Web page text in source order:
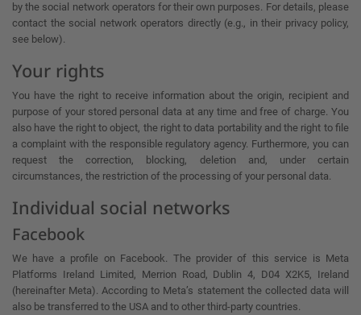
by the social network operators for their own purposes. For details, please
contact the social network operators directly (e.g., in their privacy policy,
see below).
Your rights
You have the right to receive information about the origin, recipient and
purpose of your stored personal data at any time and free of charge. You
also have the right to object, the right to data portability and the right to file
a complaint with the responsible regulatory agency. Furthermore, you can
request the correction, blocking, deletion and, under certain
circumstances, the restriction of the processing of your personal data.
Individual social networks
Facebook
We have a profile on Facebook. The provider of this service is Meta
Platforms Ireland Limited, Merrion Road, Dublin 4, D04 X2K5, Ireland
(hereinafter Meta). According to Meta’s statement the collected data will
also be transferred to the USA and to other third-party countries.